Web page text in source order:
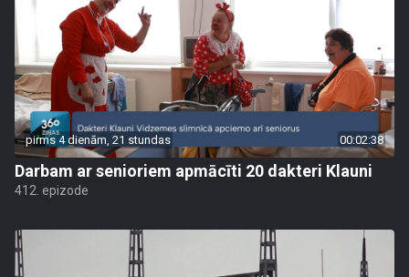
pirms 4 dienām, 21 stundas 00:02:38
Darbam ar senioriem apmācīti 20 dakteri Klauni
412. epizode